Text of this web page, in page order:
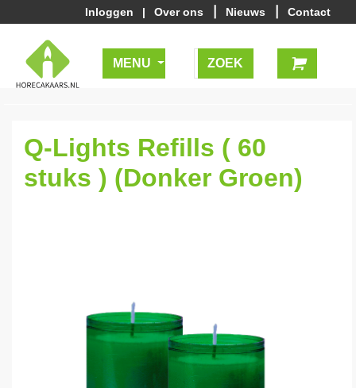
Inloggen | Over ons Nieuws Contact
MENU
Q-Lights Refills ( 60
stuks ) (Donker Groen)